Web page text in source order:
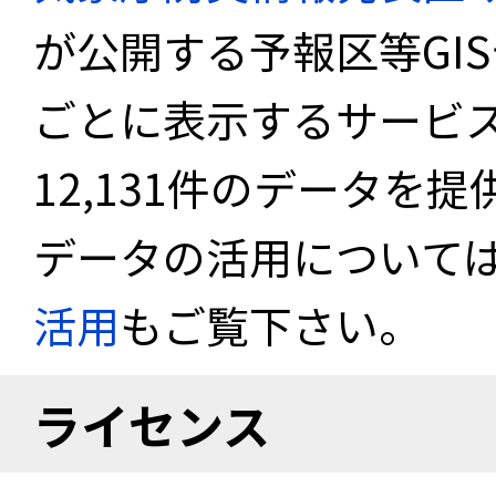
が公開する予報区等
ごとに表示するサービ
12,131件のデータを提
データの活用について
活用もご覧下さい。
ライセンス